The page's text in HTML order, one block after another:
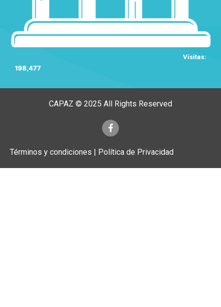
Visitas:
198,477
CAPAZ © 2025 All Rights Reserved
Términos y condiciones | Política de Privacidad